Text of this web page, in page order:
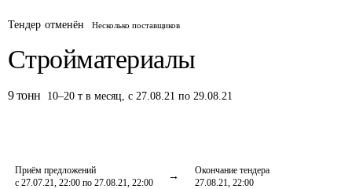
Тендер отменён Несколько поставщиков
Стройматериалы
9 тонн 10–20 т в месяц, с 27.08.21 по 29.08.21
Приём предложений
с 27.07.21, 22:00 по 27.08.21, 22:00
Окончание тендера
27.08.21, 22:00